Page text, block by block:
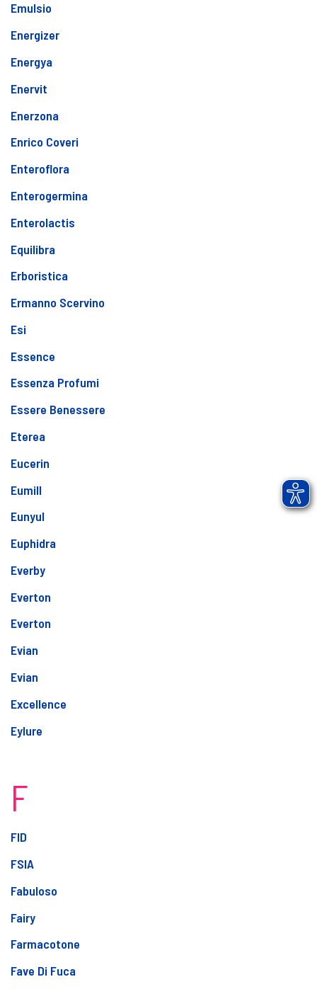
Emulsio
Energizer
Energya
Enervit
Enerzona
Enrico Coveri
Enteroflora
Enterogermina
Enterolactis
Equilibra
Erboristica
Ermanno Scervino
Esi
Essence
Essenza Profumi
Essere Benessere
Eterea
Eucerin
Eumill
Eunyul
Euphidra
Everby
Everton
Everton
Evian
Evian
Excellence
Eylure
F
FID
FSIA
Fabuloso
Fairy
Farmacotone
Fave Di Fuca